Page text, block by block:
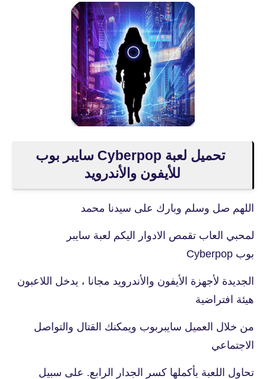
تحميل لعبة Cyberpop سايبر بوب
للأيفون والأندرويد
اللهم صل وسلم وبارك على سيدنا محمد
لمحبي العاب تقمص الادوار اليكم لعبة سايبر
بوب Cyberpop
الجديدة لأجهزة الأيفون والأندرويد مجانا ، يدخل اللاعبون
هيئة افتراضية
من خلال العميل سايبربوب ويمكنك القتال والتواصل
الاجتماعي
تحاول اللعبة بأكملها كسر الجدار الرابع. على سبيل